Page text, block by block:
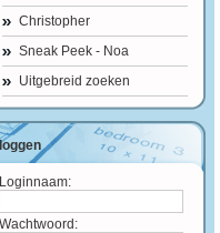
Christopher
Sneak Peek - Noa
Uitgebreid zoeken
Loginnaam:
Wachtwoord: